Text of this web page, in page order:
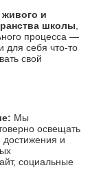
живого и
школы
процесса —
для себя что-то
свой
Мы
освещать
достижения и
социальные